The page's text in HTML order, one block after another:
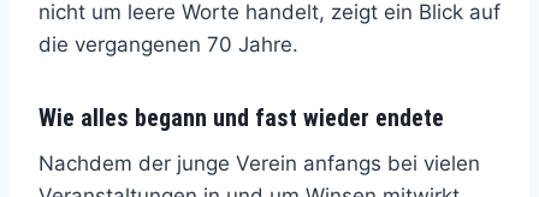
nicht um leere Worte handelt, zeigt ein Blick auf
die vergangenen 70 Jahre.
Wie alles begann und fast wieder endete
Nachdem der junge Verein anfangs bei vielen